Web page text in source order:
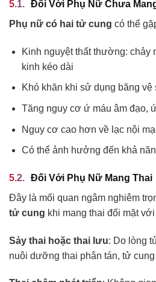
Đối Với Phụ Nữ Chưa
Phụ nữ có hai tử cung có thể
Kinh nguyệt thất thường: chảy
kinh kéo dài
Khó khăn khi sử dụng băng vệ
Tăng nguy cơ ứ máu âm đạo,
Nguy cơ cao hơn về lạc nội
Có thể ảnh hưởng đến khả
Đối Với Phụ Nữ Mang Thai
Đây là mối quan ngâm nghiêm
tử cung khi mang thai đối mặt
Sảy thai hoặc thai lưu: Do lòng
nuôi dưỡng thai phân tán, tử